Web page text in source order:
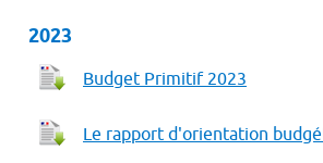
2023
Budget Primitif 2023
Le rapport d'orientation